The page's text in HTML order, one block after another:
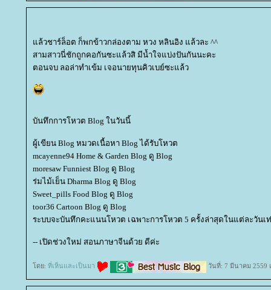
ล้วชาร์ล็อต ก็พกข้าวกล่องตาม หวง หลินอิง แล้วละ ^^
สามสาวนี่ชักถูกคอกันซะแล้วสิ มีน้ำใจแบ่งปันกันนะคะ
ตอนจบ ลอล่าทำเข้ม เจอนายทุนคิวเบย์ซะแล้ว
บันทึกการโหวต Blog ในวันนี้
ผู้เขียน Blog หมวดเนื้อหา Blog ได้รับโหวต
mcayenne94 Home & Garden Blog ดู Blog
moresaw Funniest Blog ดู Blog
ร่มไม้เย็น Dharma Blog ดู Blog
Sweet_pills Food Blog ดู Blog
toor36 Cartoon Blog ดู Blog
ระบบจะบันทึกคะแนนโหวต เฉพาะการโหวต 5 ครั้งล่าสุดในแต่ละวันเ
-- เปิดช่วงใหม่ สอนภาษาจีนด้วย ดีค่ะ
ดย: ที่เห็นและเป็นมา วันที่: 7 มีนาคม 2559